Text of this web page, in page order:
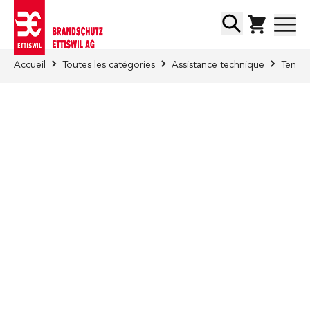
Chercher
Accueil Toutes les catégories Assistance technique